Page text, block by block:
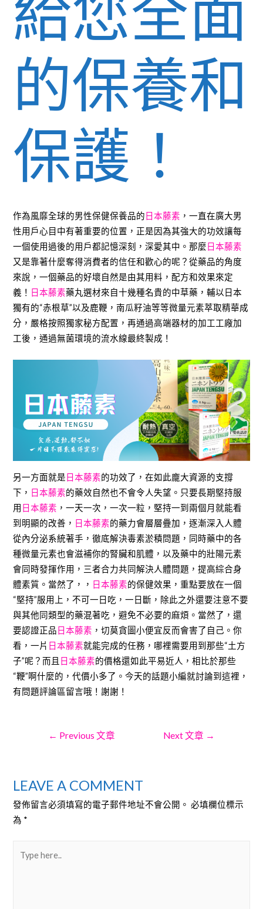
給您全面
的保養和
保護！
作為風靡全球的男性保健保養品的 日本藤素 ，一直在廣大男
性用戶心目中有著重要的位置，正是因為其強大的功效讓每
一個使用過後的用戶都記憶深刻，深愛其中。那麼 日本藤素
又是靠著什麼奪得消費者的信任和歡心的呢？從藥品的角度
來說，一個藥品的好壞自然是由其用料，配方和效果來定
義！ 日本藤素藥丸選材來自十幾種名貴的中草藥，輔以日本
獨有的“赤根草”以及鹿鞭，南瓜籽油等等微量元素萃取精華成
分，嚴格按照獨家秘方配置，再通過高端器材的加工工廠加
工後，通過無菌環境的流水線最終製成！
另一方面就是 日本藤素的功效了，在如此龐大資源的支撐
下， 日本藤素的藥效自然也不會令人失望。只要長期堅持服
用 日本藤素 ，一天一次，一次一粒，堅持一到兩個月就能看
到明顯的改善， 日本藤素的藥力會層層疊加，逐漸深入人體
從內分泌系統著手，徹底解決毒素淤積問題，同時藥中的各
種微量元素也會滋補你的腎臟和肌體，以及藥中的壯陽元素
會同時發揮作用，三者合力共同解決人體問題，提高綜合身
體素質。當然了，， 日本藤素的保健效果，重點要放在一個
“堅持”服用上，不可一日吃，一日斷，除此之外還要注意不要
與其他同類型的藥混著吃，避免不必要的麻煩。當然了，還
要認證正品 日本藤素 ，切莫貪圖小便宜反而會害了自己。你
看，一片 日本藤素就能完成的任務，哪裡需要用到那些“土方
子”呢？而且 日本藤素的價格還如此平易近人，相比於那些
“鞭”啊什麼的，代價小多了。今天的話題小編就討論到這裡，
有問題評論區留言哦！謝謝！
文
章
← Previous 文章 Next 文章 →
LEAVE A COMMENT
發佈留言必須填寫的電子郵件地址不會公開。 必填欄位標示
為 *
here..